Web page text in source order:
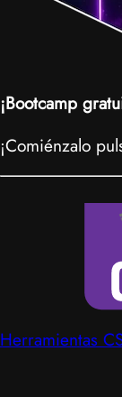
¡Bootcamp
¡Comiénzalo
Herramientas